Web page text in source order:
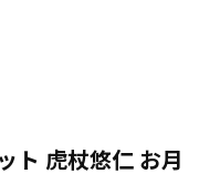
ト 虎杖悠仁 お月